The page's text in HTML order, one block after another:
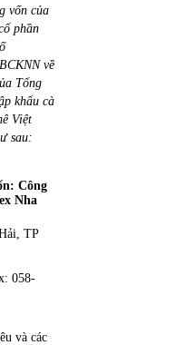
vốn của
phần
về
Tổng
khẩu cà
Việt
sau:
Công
Nha
TP
058-
và các